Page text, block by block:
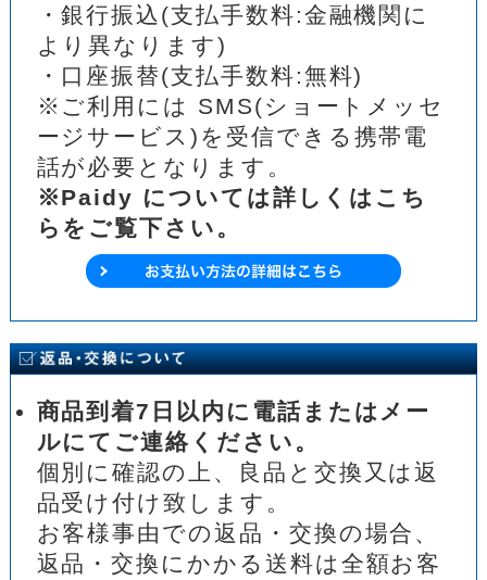
・銀行振込(支払手数料:金融機関に
より異なります)
・口座振替(支払手数料:無料)
※ご利用には SMS(ショートメッセ
ージサービス)を受信できる携帯電
話が必要となります。
※Paidy については詳しくはこち
らをご覧下さい。
商品到着7日以内に電話またはメー
ルにてご連絡ください。
個別に確認の上、良品と交換又は返
品受け付け致します。
お客様事由での返品・交換の場合、
返品・交換にかかる送料は全額お客